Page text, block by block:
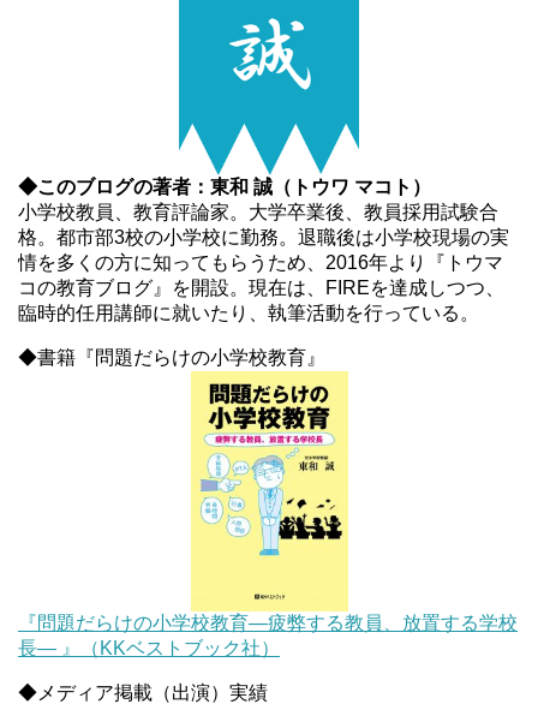
◆このブログの著者：東和 誠（トウワ マコト）
小学校教員、教育評論家。大学卒業後、教員採用試験合
格。都市部3校の小学校に勤務。退職後は小学校現場の実
情を多くの方に知ってもらうため、2016年より『トウマ
コの教育ブログ』を開設。現在は、FIREを達成しつつ、
臨時的任用講師に就いたり、執筆活動を行っている。
◆書籍『問題だらけの小学校教育』
『問題だらけの小学校教育―疲弊する教員、放置する学校
長― 』（KKベストブック社）
◆メディア掲載（出演）実績